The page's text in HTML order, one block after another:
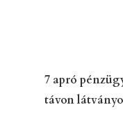
7 apró
távon